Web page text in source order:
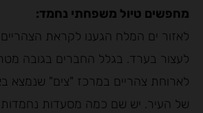
מחפשים טיול משפחתי נחמד:
לאזור ים המלח הגענו לקראת
לעצור בערד. בגלל החברים בגובה מטר
לארוחת צהריים במרכז "צים" שנמצא
של העיר. יש שם כמה מסעדות נחמדות,